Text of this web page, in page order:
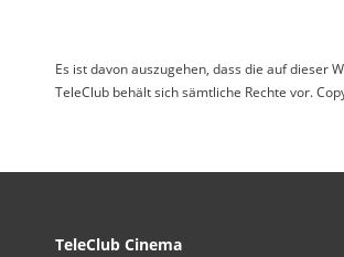
Es ist davon auszugehen, dass die auf
TeleClub behält sich sämtliche Rechte vor.
TeleClub Cinema